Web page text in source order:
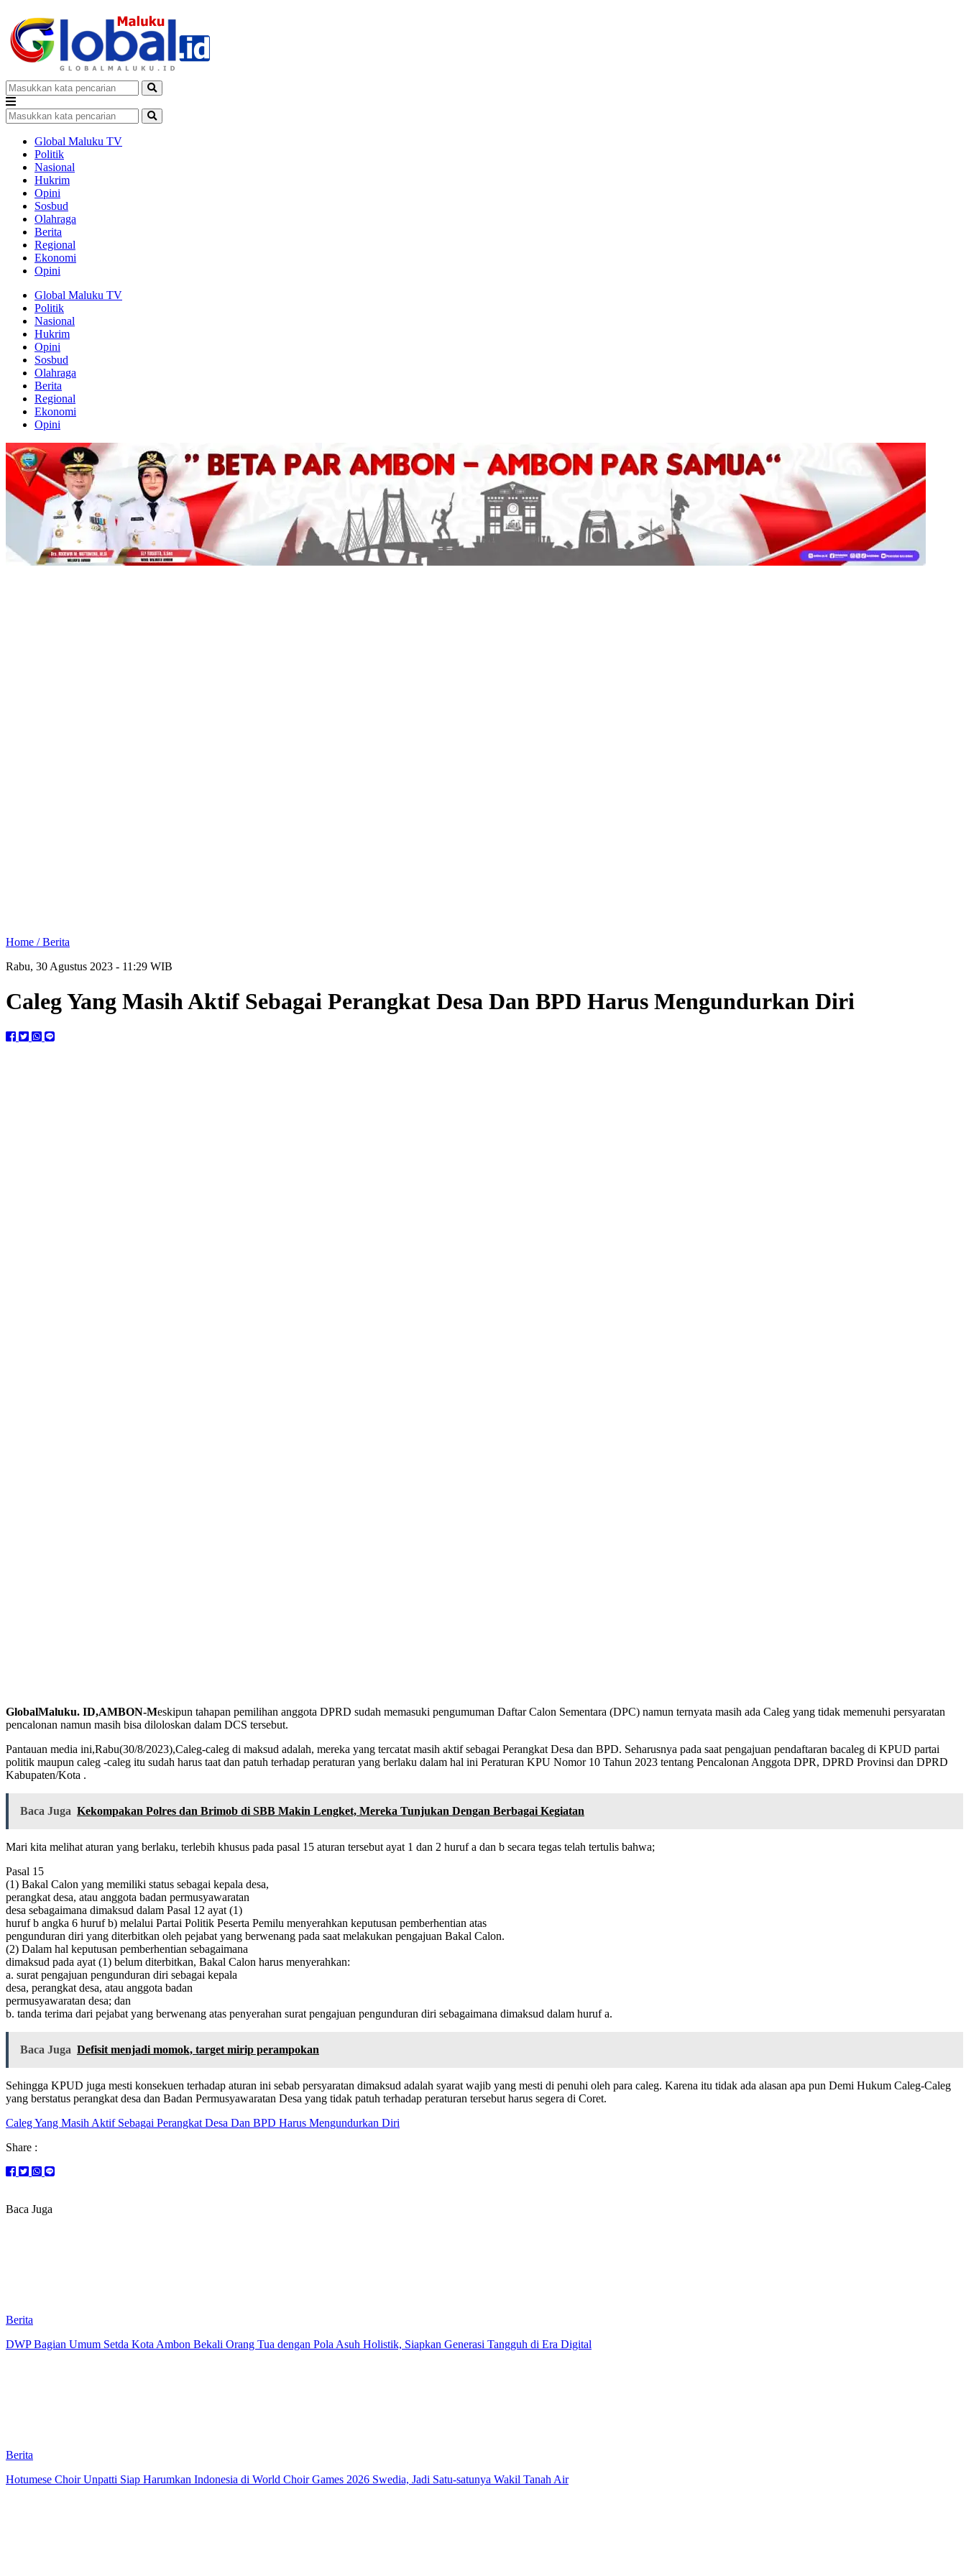
Global Maluku TV
Politik
Nasional
Hukrim
Opini
Sosbud
Olahraga
Berita
Regional
Ekonomi
Opini
Global Maluku TV
Politik
Nasional
Hukrim
Opini
Sosbud
Olahraga
Berita
Regional
Ekonomi
Opini
Home /Berita
Rabu, 30 Agustus 2023 - 11:29 WIB
Caleg Yang Masih Aktif Sebagai Perangkat Desa Dan BPD Harus Mengundurkan Diri
GlobalMaluku. ID,AMBON-Meskipun tahapan pemilihan anggota DPRD sudah memasuki pengumuman Daftar Calon Sementara (DPC) namun ternyata masih ada Caleg yang tidak memenuhi persyaratan
pencalonan namun masih bisa diloloskan dalam DCS tersebut.
Pantauan media ini,Rabu(30/8/2023),Caleg-caleg di maksud adalah, mereka yang tercatat masih aktif sebagai Perangkat Desa dan BPD. Seharusnya pada saat pengajuan pendaftaran bacaleg di KPUD partai
politik maupun caleg -caleg itu sudah harus taat dan patuh terhadap peraturan yang berlaku dalam hal ini Peraturan KPU Nomor 10 Tahun 2023 tentang Pencalonan Anggota DPR, DPRD Provinsi dan DPRD
Kabupaten/Kota .
Baca Juga Kekompakan Polres dan Brimob di SBB Makin Lengket, Mereka Tunjukan Dengan Berbagai Kegiatan
Mari kita melihat aturan yang berlaku, terlebih khusus pada pasal 15 aturan tersebut ayat 1 dan 2 huruf a dan b secara tegas telah tertulis bahwa;
Pasal 15
(1) Bakal Calon yang memiliki status sebagai kepala desa,
perangkat desa, atau anggota badan permusyawaratan
desa sebagaimana dimaksud dalam Pasal 12 ayat (1)
huruf b angka 6 huruf b) melalui Partai Politik Peserta Pemilu menyerahkan keputusan pemberhentian atas
pengunduran diri yang diterbitkan oleh pejabat yang berwenang pada saat melakukan pengajuan Bakal Calon.
(2) Dalam hal keputusan pemberhentian sebagaimana
dimaksud pada ayat (1) belum diterbitkan, Bakal Calon harus menyerahkan:
a. surat pengajuan pengunduran diri sebagai kepala
desa, perangkat desa, atau anggota badan
permusyawaratan desa; dan
b. tanda terima dari pejabat yang berwenang atas penyerahan surat pengajuan pengunduran diri sebagaimana dimaksud dalam huruf a.
Baca Juga Defisit menjadi momok, target mirip perampokan
Sehingga KPUD juga mesti konsekuen terhadap aturan ini sebab persyaratan dimaksud adalah syarat wajib yang mesti di penuhi oleh para caleg. Karena itu tidak ada alasan apa pun Demi Hukum Caleg-Caleg
yang berstatus perangkat desa dan Badan Permusyawaratan Desa yang tidak patuh terhadap peraturan tersebut harus segera di Coret.
Caleg Yang Masih Aktif Sebagai Perangkat Desa Dan BPD Harus Mengundurkan Diri
Share :
Baca Juga
Berita
DWP Bagian Umum Setda Kota Ambon Bekali Orang Tua dengan Pola Asuh Holistik, Siapkan Generasi Tangguh di Era Digital
Berita
Hotumese Choir Unpatti Siap Harumkan Indonesia di World Choir Games 2026 Swedia, Jadi Satu-satunya Wakil Tanah Air